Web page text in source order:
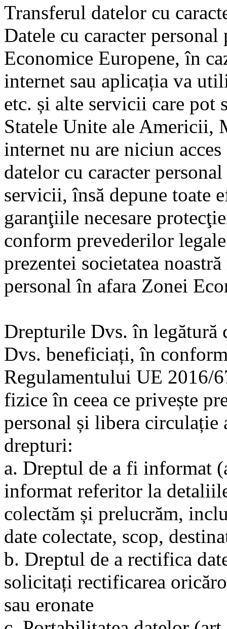
Transferul datelor cu
Datele cu caracter
Economice Europene, în
internet sau aplicația va
etc. și alte servicii care pot
Statele Unite ale Americii,
internet nu are niciun
datelor cu caracter
servicii, însă depune toate
garanţiile necesare
conform prevederilor
prezentei societatea
personal în afara Zonei
Drepturile Dvs. în legătură
Dvs. beneficiați, în
Regulamentului UE 2016/
fizice în ceea ce privește
personal și libera circulație
drepturi:
a. Dreptul de a fi informat
informat referitor la
colectăm și prelucrăm,
date colectate, scop,
b. Dreptul de a rectifica
solicitați rectificarea
sau eronate